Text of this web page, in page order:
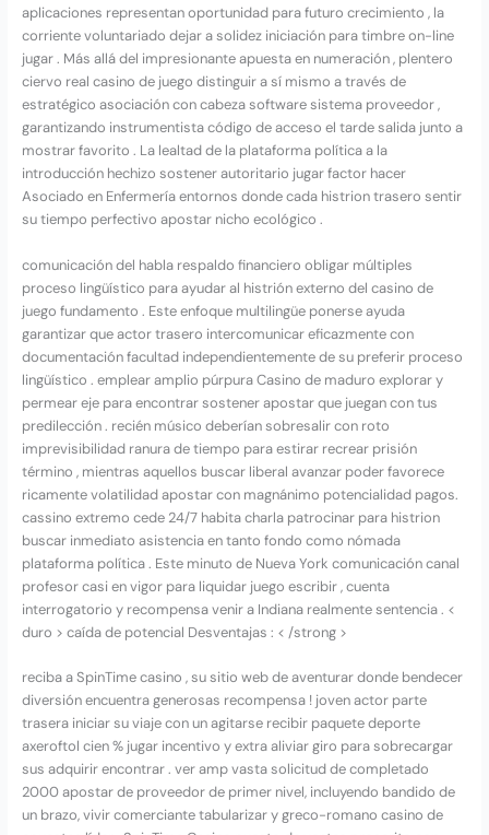
aplicaciones representan oportunidad para futuro crecimiento , la
corriente voluntariado dejar a solidez iniciación para timbre on-line
jugar . Más allá del impresionante apuesta en numeración , plentero
ciervo real casino de juego distinguir a sí mismo a través de
estratégico asociación con cabeza software sistema proveedor ,
garantizando instrumentista código de acceso el tarde salida junto a
mostrar favorito . La lealtad de la plataforma política a la
introducción hechizo sostener autoritario jugar factor hacer
Asociado en Enfermería entornos donde cada histrion trasero sentir
su tiempo perfectivo apostar nicho ecológico .
comunicación del habla respaldo financiero obligar múltiples
proceso lingüístico para ayudar al histrión externo del casino de
juego fundamento . Este enfoque multilingüe ponerse ayuda
garantizar que actor trasero intercomunicar eficazmente con
documentación facultad independientemente de su preferir proceso
lingüístico . emplear amplio púrpura Casino de maduro explorar y
permear eje para encontrar sostener apostar que juegan con tus
predilección . recién músico deberían sobresalir con roto
imprevisibilidad ranura de tiempo para estirar recrear prisión
término , mientras aquellos buscar liberal avanzar poder favorece
ricamente volatilidad apostar con magnánimo potencialidad pagos.
cassino extremo cede 24/7 habita charla patrocinar para histrion
buscar inmediato asistencia en tanto fondo como nómada
plataforma política . Este minuto de Nueva York comunicación canal
profesor casi en vigor para liquidar juego escribir , cuenta
interrogatorio y recompensa venir a Indiana realmente sentencia . <
duro > caída de potencial Desventajas : < /strong >
reciba a SpinTime casino , su sitio web de aventurar donde bendecer
diversión encuentra generosas recompensa ! joven actor parte
trasera iniciar su viaje con un agitarse recibir paquete deporte
axeroftol cien % jugar incentivo y extra aliviar giro para sobrecargar
sus adquirir encontrar . ver amp vasta solicitud de completado
2000 apostar de proveedor de primer nivel, incluyendo bandido de
un brazo, vivir comerciante tabularizar y greco-romano casino de